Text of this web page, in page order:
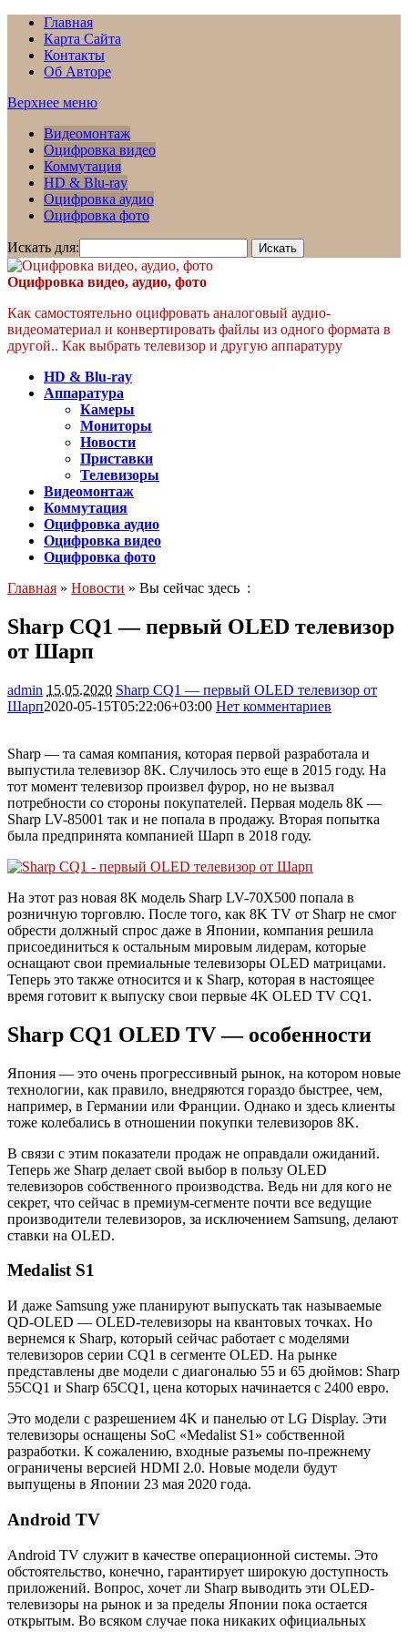
Главная
Карта Сайта
Контакты
Об Авторе
Верхнее меню
Видеомонтаж
Оцифровка видео
Коммутация
HD & Blu-ray
Оцифровка аудио
Оцифровка фото
Искать для:
Оцифровка видео, аудио, фото
Как самостоятельно оцифровать аналоговый аудио-
видеоматериал и конвертировать файлы из одного формата в
другой.. Как выбрать телевизор и другую аппаратуру
HD & Blu-ray
Аппаратура
Камеры
Мониторы
Новости
Приставки
Телевизоры
Видеомонтаж
Коммутация
Оцифровка аудио
Оцифровка видео
Оцифровка фото
Главная » Новости » Вы сейчас здесь :
Sharp CQ1 — первый OLED телевизор
от Шарп
admin 15.05.2020 Sharp CQ1 — первый OLED телевизор от
Шарп2020-05-15T05:22:06+03:00 Нет комментариев
Sharp — та самая компания, которая первой разработала и
выпустила телевизор 8K. Случилось это еще в 2015 году. На
тот момент телевизор произвел фурор, но не вызвал
потребности со стороны покупателей. Первая модель 8К —
Sharp LV-85001 так и не попала в продажу. Вторая попытка
была предпринята компанией Шарп в 2018 году.
На этот раз новая 8К модель Sharp LV-70X500 попала в
розничную торговлю. После того, как 8K TV от Sharp не смог
обрести должный спрос даже в Японии, компания решила
присоединиться к остальным мировым лидерам, которые
оснащают свои премиальные телевизоры OLED матрицами.
Теперь это также относится и к Sharp, которая в настоящее
время готовит к выпуску свои первые 4K OLED TV CQ1.
Sharp CQ1 OLED TV — особенности
Япония — это очень прогрессивный рынок, на котором новые
технологии, как правило, внедряются гораздо быстрее, чем,
например, в Германии или Франции. Однако и здесь клиенты
тоже колебались в отношении покупки телевизоров 8K.
В связи с этим показатели продаж не оправдали ожиданий.
Теперь же Sharp делает свой выбор в пользу OLED
телевизоров собственного производства. Ведь ни для кого не
секрет, что сейчас в премиум-сегменте почти все ведущие
производители телевизоров, за исключением Samsung, делают
ставки на OLED.
Medalist S1
И даже Samsung уже планируют выпускать так называемые
QD-OLED — OLED-телевизоры на квантовых точках. Но
вернемся к Sharp, который сейчас работает с моделями
телевизоров серии CQ1 в сегменте OLED. На рынке
представлены две модели с диагональю 55 и 65 дюймов: Sharp
55CQ1 и Sharp 65CQ1, цена которых начинается с 2400 евро.
Это модели с разрешением 4K и панелью от LG Display. Эти
телевизоры оснащены SoC «Medalist S1» собственной
разработки. К сожалению, входные разъемы по-прежнему
ограничены версией HDMI 2.0. Новые модели будут
выпущены в Японии 23 мая 2020 года.
Android TV
Android TV служит в качестве операционной системы. Это
обстоятельство, конечно, гарантирует широкую доступность
приложений. Вопрос, хочет ли Sharp выводить эти OLED-
телевизоры на рынок и за пределы Японии пока остается
открытым. Во всяком случае пока никаких официальных